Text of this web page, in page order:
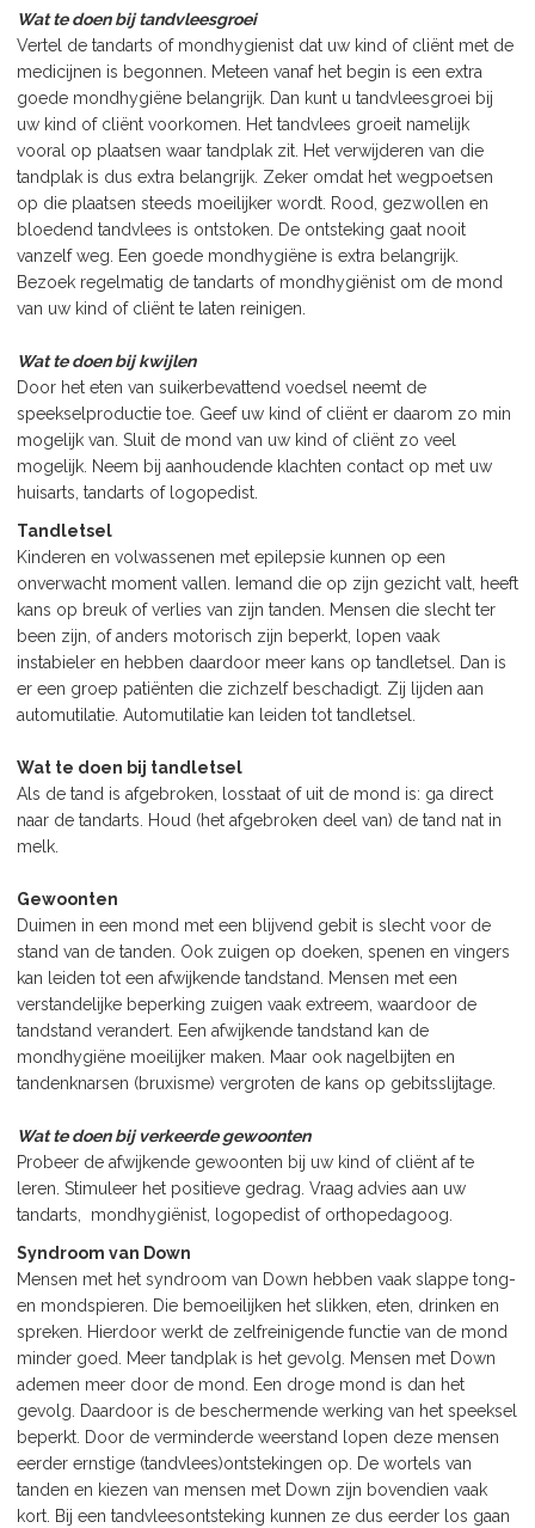
Wat te doen bij tandvleesgroei
Vertel de tandarts of mondhygienist dat uw kind of cliënt met de
medicijnen is begonnen. Meteen vanaf het begin is een extra
goede mondhygiëne belangrijk. Dan kunt u tandvleesgroei bij
uw kind of cliënt voorkomen. Het tandvlees groeit namelijk
vooral op plaatsen waar tandplak zit. Het verwijderen van die
tandplak is dus extra belangrijk. Zeker omdat het wegpoetsen
op die plaatsen steeds moeilijker wordt. Rood, gezwollen en
bloedend tandvlees is ontstoken. De ontsteking gaat nooit
vanzelf weg. Een goede mondhygiëne is extra belangrijk.
Bezoek regelmatig de tandarts of mondhygiënist om de mond
van uw kind of cliënt te laten reinigen.
Wat te doen bij kwijlen
Door het eten van suikerbevattend voedsel neemt de
speekselproductie toe. Geef uw kind of cliënt er daarom zo min
mogelijk van. Sluit de mond van uw kind of cliënt zo veel
mogelijk. Neem bij aanhoudende klachten contact op met uw
huisarts, tandarts of logopedist.
Tandletsel
Kinderen en volwassenen met epilepsie kunnen op een
onverwacht moment vallen. Iemand die op zijn gezicht valt, heeft
kans op breuk of verlies van zijn tanden. Mensen die slecht ter
been zijn, of anders motorisch zijn beperkt, lopen vaak
instabieler en hebben daardoor meer kans op tandletsel. Dan is
er een groep patiënten die zichzelf beschadigt. Zij lijden aan
automutilatie. Automutilatie kan leiden tot tandletsel.
Wat te doen bij tandletsel
Als de tand is afgebroken, losstaat of uit de mond is: ga direct
naar de tandarts. Houd (het afgebroken deel van) de tand nat in
melk.
Gewoonten
Duimen in een mond met een blijvend gebit is slecht voor de
stand van de tanden. Ook zuigen op doeken, spenen en vingers
kan leiden tot een afwijkende tandstand. Mensen met een
verstandelijke beperking zuigen vaak extreem, waardoor de
tandstand verandert. Een afwijkende tandstand kan de
mondhygiëne moeilijker maken. Maar ook nagelbijten en
tandenknarsen (bruxisme) vergroten de kans op gebitsslijtage.
Wat te doen bij verkeerde gewoonten
Probeer de afwijkende gewoonten bij uw kind of cliënt af te
leren. Stimuleer het positieve gedrag. Vraag advies aan uw
tandarts, mondhygiënist, logopedist of orthopedagoog.
Syndroom van Down
Mensen met het syndroom van Down hebben vaak slappe tong-
en mondspieren. Die bemoeilijken het slikken, eten, drinken en
spreken. Hierdoor werkt de zelfreinigende functie van de mond
minder goed. Meer tandplak is het gevolg. Mensen met Down
ademen meer door de mond. Een droge mond is dan het
gevolg. Daardoor is de beschermende werking van het speeksel
beperkt. Door de verminderde weerstand lopen deze mensen
eerder ernstige (tandvlees)ontstekingen op. De wortels van
tanden en kiezen van mensen met Down zijn bovendien vaak
kort. Bij een tandvleesontsteking kunnen ze dus eerder los gaan